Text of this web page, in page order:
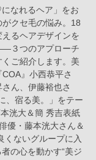
なれるヘア」をお
クセ毛の悩み。18
るヘアデザインを
３つのアプローチ
ご紹介します。美
』小西恭平さ
ん、伊藤裕也さ
、宿る美。」をテー
洸大＆簡 秀吉表紙
優・藤本洸大さん＆
くないグループに入
の心を動かす“美ジ